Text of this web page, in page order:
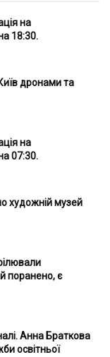
на
18:30.
дронами та
на
07:30.
художній музей
поранено, є
Анна Браткова
освітньої